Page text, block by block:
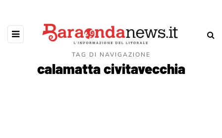
TAG DI NAVIGAZIONE
calamatta civitavecchia